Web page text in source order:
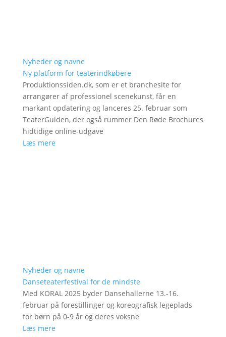
Nyheder og navne
Ny platform for teaterindkøbere
Produktionssiden.dk, som er et branchesite for
arrangører af professionel scenekunst, får en
markant opdatering og lanceres 25. februar som
TeaterGuiden, der også rummer Den Røde Brochures
hidtidige online-udgave
Læs mere
Nyheder og navne
Danseteaterfestival for de mindste
Med KORAL 2025 byder Dansehallerne 13.-16.
februar på forestillinger og koreografisk legeplads
for børn på 0-9 år og deres voksne
Læs mere